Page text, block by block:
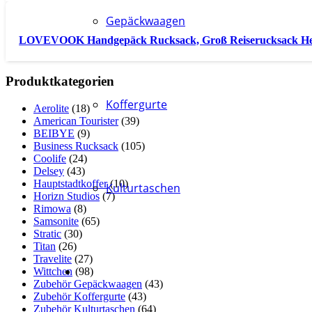
Gepäckwaagen
Koffergurte
Kulturtaschen
LOVEVOOK Handgepäck Rucksack, Groß Reiserucksack
Produktkategorien
Aerolite (18)
American Tourister (39)
BEIBYE (9)
Business Rucksack (105)
Coolife (24)
Delsey (43)
Hauptstadtkoffer (10)
Horizn Studios (7)
Rimowa (8)
Samsonite (65)
Stratic (30)
Titan (26)
Travelite (27)
Wittchen (98)
Zubehör Gepäckwaagen (43)
Zubehör Koffergurte (43)
Zubehör Kulturtaschen (64)